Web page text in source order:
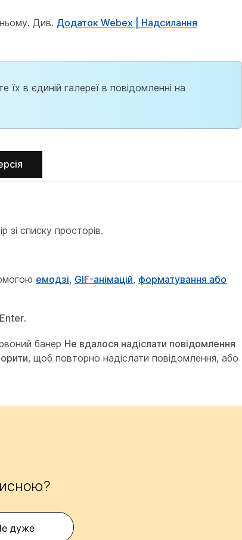
Див. Додаток Webex | Надсилання
їх в єдиній галереї в повідомленні на
зі списку просторів.
емодзі, GIF-анімацій, форматування або
Enter.
банер Не вдалося надіслати повідомлення
, щоб повторно надіслати повідомлення, або
дуже